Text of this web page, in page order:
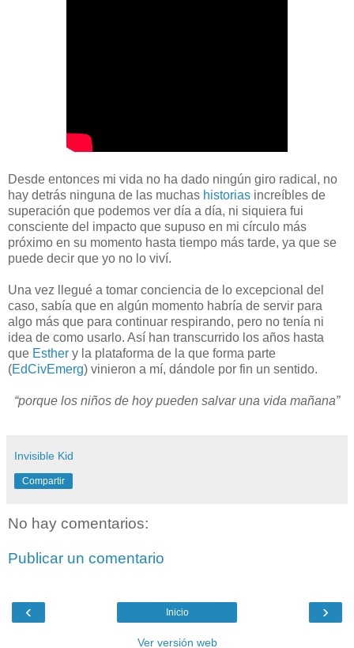
Desde entonces mi vida no ha dado ningún giro radical, no
hay detrás ninguna de las muchas historias increíbles de
superación que podemos ver día a día, ni siquiera fui
consciente del impacto que supuso en mi círculo más
próximo en su momento hasta tiempo más tarde, ya que se
puede decir que yo no lo viví.
Una vez llegué a tomar conciencia de lo excepcional del
caso, sabía que en algún momento habría de servir para
algo más que para continuar respirando, pero no tenía ni
idea de como usarlo. Así han transcurrido los años hasta
que Esther y la plataforma de la que forma parte
(EdCivEmerg) vinieron a mí, dándole por fin un sentido.
“porque los niños de hoy pueden salvar una vida mañana”
Invisible Kid
Compartir
No hay comentarios:
Publicar un comentario
‹ ›
Inicio
Ver versión web